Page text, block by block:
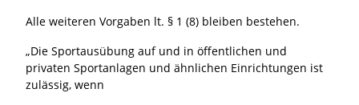
Alle weiteren Vorgaben lt. § 1 (8) bleiben bestehen.
„Die Sportausübung auf und in öffentlichen und
privaten Sportanlagen und ähnlichen Einrichtungen ist
zulässig, wenn